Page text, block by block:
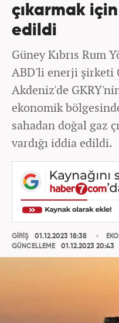
çıkarmak
edildi
Güney Kıbrıs Rum
ABD'li enerji şirketi
Akdeniz'de
ekonomik
sahadan doğal gaz
vardığı iddia edildi.
GİRİŞ
01.12.2023 18:38
GÜNCELLEME
01.12.2023 20:43